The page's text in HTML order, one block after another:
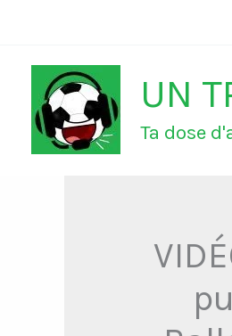
contenu
UN
Ta dose